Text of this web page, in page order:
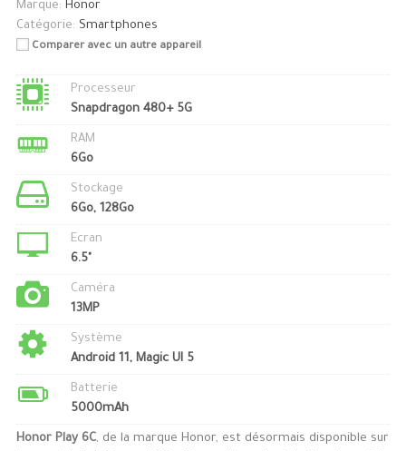
Marque: Honor
Catégorie: Smartphones
Comparer avec un autre appareil
Processeur
Snapdragon 480+ 5G
RAM
6Go
Stockage
6Go, 128Go
Ecran
6.5"
Caméra
13MP
Système
Android 11, Magic UI 5
Batterie
5000mAh
Honor Play 6C, de la marque Honor, est désormais disponible sur